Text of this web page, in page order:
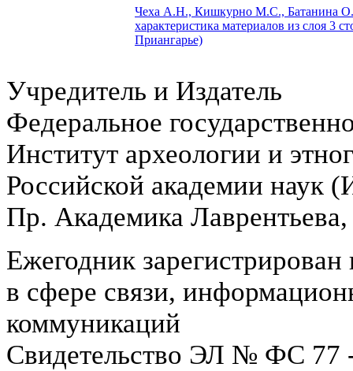
Чеха А.Н., Кишкурно М.С., Батанина
характеристика материалов из слоя 3
Приангарье)
Учредитель и Издатель
Федеральное
Институт археологии и
Российской академии
Пр. Академика
Ежегодник
в сфере связи,
коммуникаций
Свидетельство ЭЛ № ФС 77